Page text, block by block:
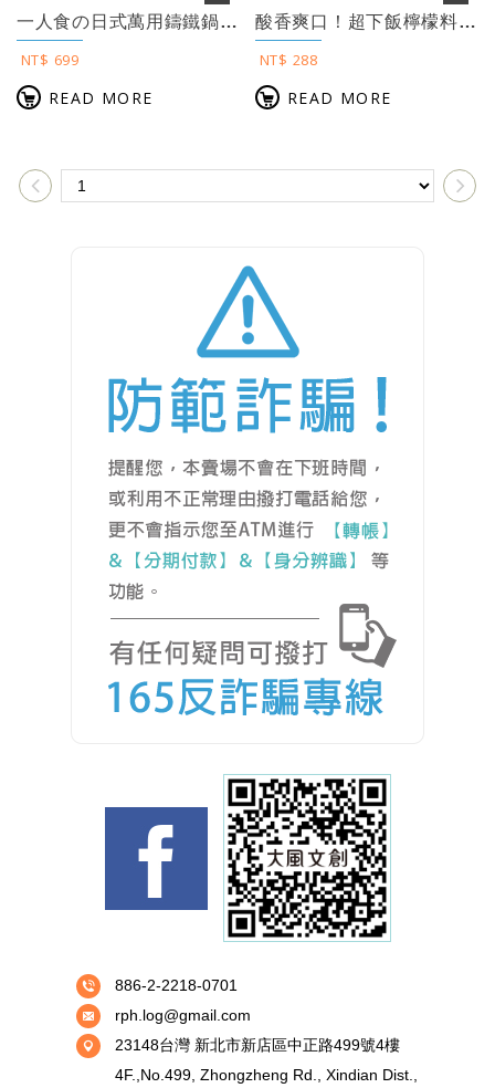
一人食の日式萬用鑄鐵鍋料理 ：附萬用鑄鐵鍋【暢銷增訂版】
NT$ 699
READ MORE
酸香爽口！超下飯檸檬料理 ：80道停不了口的澎湃好味道，完整品嚐檸檬的百變風味！...
NT$ 288
READ MORE
886-2-2218-0701
rph.log@gmail.com
23148台灣 新北市新店區中正路499號4樓
4F.,No.499, Zhongzheng Rd., Xindian Dist.,